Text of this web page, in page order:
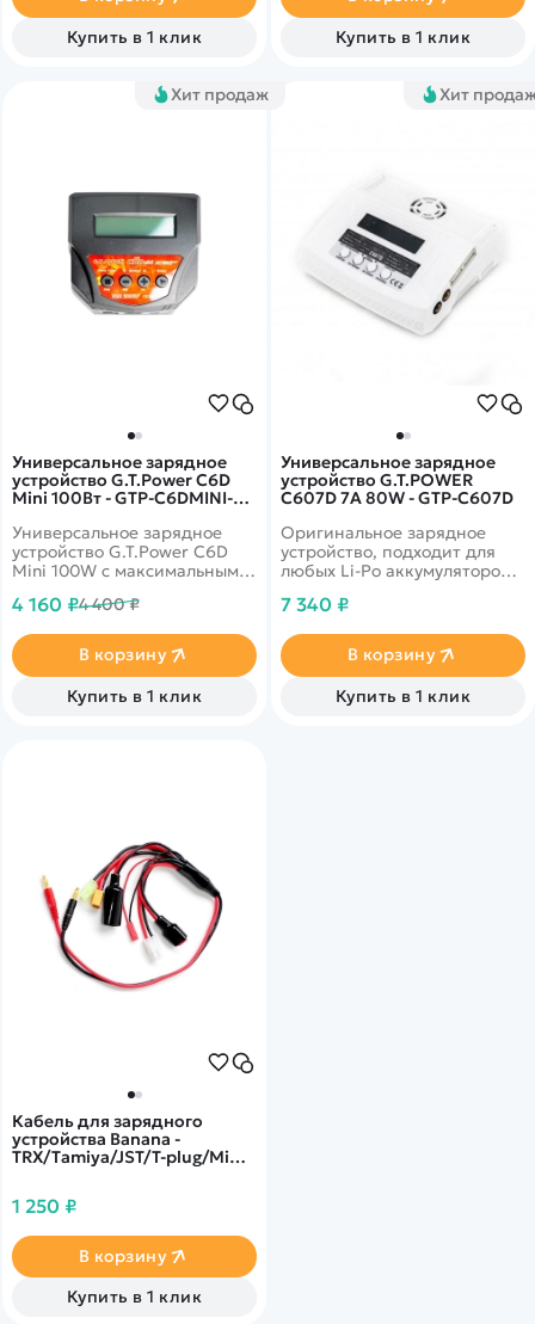
или 1х6S).
Купить в 1 клик
Купить в 1 клик
Хит продаж
Универсальное зарядное
устройство G.T.Power C6D
Mini 100Вт - GTP-C6DMINI-
Универсальное зарядное
устройство G.T.Power C6D
Mini 100W с максимальным
4 160 ₽4 400 ₽
В корзину
Купить в 1 клик
Хит
Универсальное зарядное
устройство G.T.POWER
C607D 7A 80W - GTP-C607D
Оригинальное зарядное
устройство, подходит для
любых Li-Po аккумуляторов
заряда 7А
7 340 ₽
В корзину
Купить в 1 клик
Кабель для зарядного
устройства Banana -
TRX/Tamiya/JST/T-plug/Mini
1 250 ₽
В корзину
Купить в 1 клик